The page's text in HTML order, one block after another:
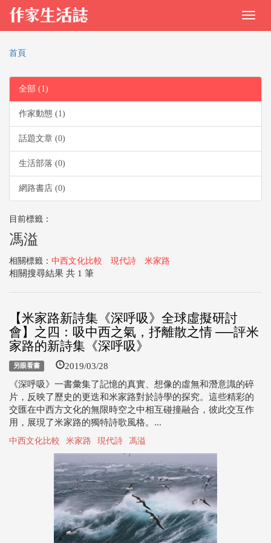
首頁
全部 (1)
作家動態 (1)
話題文章 (0)
生活部落 (0)
網路書店 (0)
目前標籤：
馮溢
相關標籤： 中西文化比較 現代詩 米家路
相關搜尋結果 共 1 筆
【米家路新詩集《深呼吸》全球虛擬研討
會】之四：吸中西之氣，抒離散之情 ──評米
家路的新詩集《深呼吸》
另眼看書 2019/03/28
《深呼吸》一書彙集了記憶的真實、想像的虛無和潛意識的碎
片，反映了歷史的更迭和米家路對於詩學的探究。這些精彩的
交匯在中西方文化的無限時空之中相互碰撞融合，彼此交互作
用，展現了米家路的獨特詩歌風格。...
中西文化比較 米家路 現代詩 馮溢